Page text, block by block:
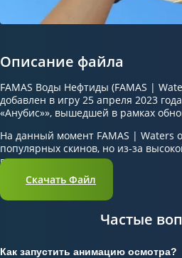
Описание файла
FAMAS Воды Нефтиды (FAMAS |
добавлен в игру 25 апреля 2023
«Анубис»», вышедшей в рамках
На данный момент FAMAS | Waters
популярных скинов, но из-за
встречается в игре.
Скачать Файл
Частые
Как запустить анимацию осмотра?